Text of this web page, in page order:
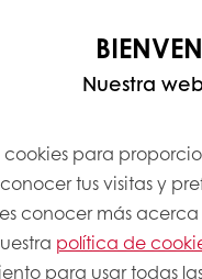
Nuestra
cookies para
tus visitas y
conocer más
política de
para usar todas